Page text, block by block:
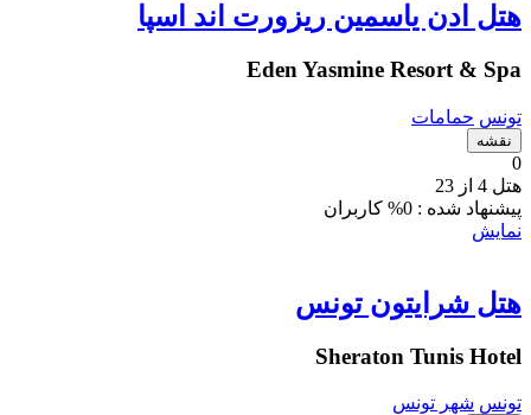
هتل ادن یاسمین ریزورت اند اسپا
Eden Yasmine Resort & Spa
تونس حمامات
نقشه
0
هتل 4 از 23
پیشنهاد شده : 0% کاربران
نمایش
هتل شرایتون تونس
Sheraton Tunis Hotel
تونس شهر تونس